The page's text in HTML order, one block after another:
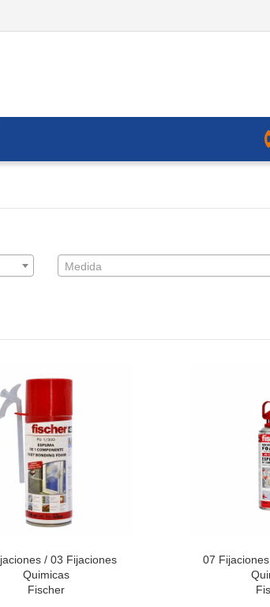
Medida
/03 Fijaciones
Quimicas
Fischer
07 Fijaciones